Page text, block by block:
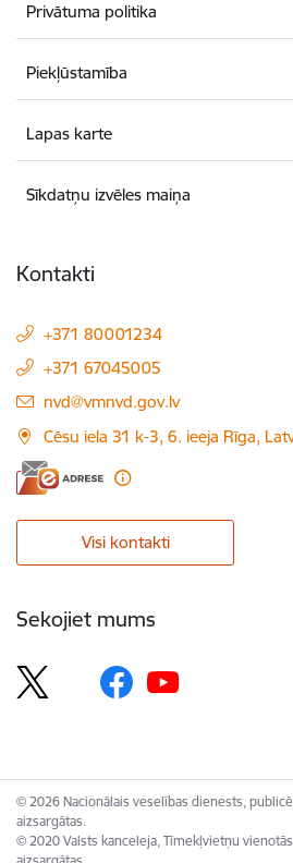
Privātuma politika
Piekļūstamība
Lapas karte
Sīkdatņu izvēles maiņa
Kontakti
+371 80001234
+371 67045005
E-pasts:
nvd@vmnvd.gov.lv
Cēsu iela 31 k-3, 6. ieeja Rīga,
Visi kontakti
Sekojiet mums
© 2026 Nacionālais veselības dienests,
aizsargātas.
© 2020 Valsts kanceleja, Tīmekļvietņu